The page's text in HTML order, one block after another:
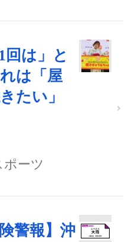
回は」と
は「屋
たい」
ポーツ
警報】沖